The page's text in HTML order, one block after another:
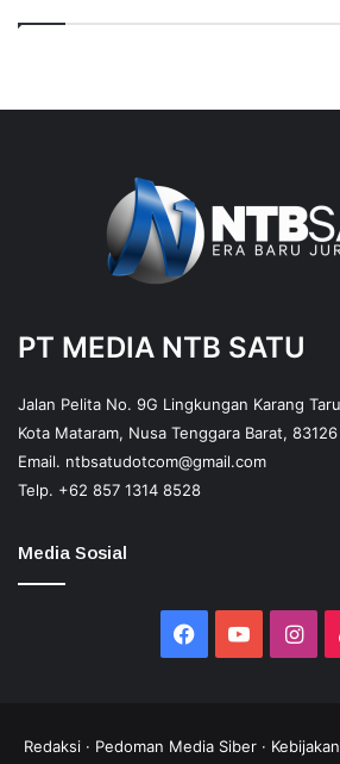
PT MEDIA NTB SATU
Jalan Pelita No. 9G Lingkungan Karang
Kota Mataram, Nusa Tenggara Barat, 83126
Email. ntbsatudotcom@gmail.com
Telp. +62 857 1314 8528
Media Sosial
Facebook
YouTube
Redaksi · Pedoman Media Siber ·